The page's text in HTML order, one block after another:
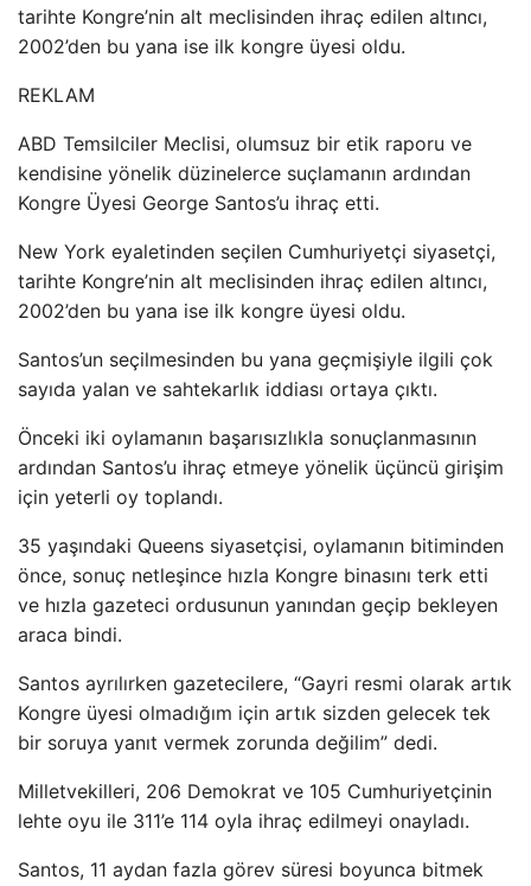
tarihte Kongre’nin alt meclisinden ihraç edilen altıncı,
2002’den bu yana ise ilk kongre üyesi oldu.
REKLAM
ABD Temsilciler Meclisi, olumsuz bir etik raporu ve
kendisine yönelik düzinelerce suçlamanın ardından
Kongre Üyesi George Santos’u ihraç etti.
New York eyaletinden seçilen Cumhuriyetçi siyasetçi,
tarihte Kongre’nin alt meclisinden ihraç edilen altıncı,
2002’den bu yana ise ilk kongre üyesi oldu.
Santos’un seçilmesinden bu yana geçmişiyle ilgili çok
sayıda yalan ve sahtekarlık iddiası ortaya çıktı.
Önceki iki oylamanın başarısızlıkla sonuçlanmasının
ardından Santos’u ihraç etmeye yönelik üçüncü girişim
için yeterli oy toplandı.
35 yaşındaki Queens siyasetçisi, oylamanın bitiminden
önce, sonuç netleşince hızla Kongre binasını terk etti
ve hızla gazeteci ordusunun yanından geçip bekleyen
araca bindi.
Santos ayrılırken gazetecilere, “Gayri resmi olarak artık
Kongre üyesi olmadığım için artık sizden gelecek tek
bir soruya yanıt vermek zorunda değilim” dedi.
Milletvekilleri, 206 Demokrat ve 105 Cumhuriyetçinin
lehte oyu ile 311’e 114 oyla ihraç edilmeyi onayladı.
Santos, 11 aydan fazla görev süresi boyunca bitmek